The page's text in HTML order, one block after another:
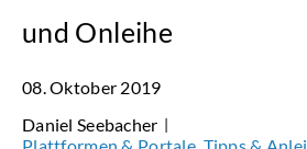
und Onleihe
08. Oktober 2019
Daniel Seebacher |